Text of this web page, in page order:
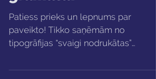
grāmata!
Patiess prieks un lepnums par
paveikto! Tikko saņēmām no
Vidzemes Tehnoloģiju un dizaina